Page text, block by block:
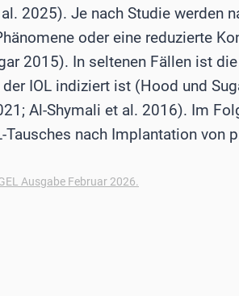
2025). Je nach Studie werden
oder eine reduzierte
2015). In seltenen Fällen ist
IOL indiziert ist (Hood und
Al-Shymali et al. 2016). Im
Tausches nach Implantation von
Ausgabe Februar 2026.